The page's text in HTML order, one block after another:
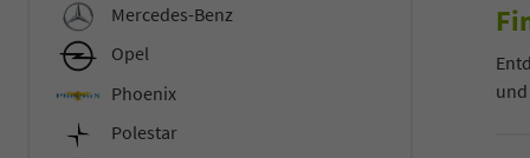
und
Mercedes-Benz
Opel
Phoenix
Polestar